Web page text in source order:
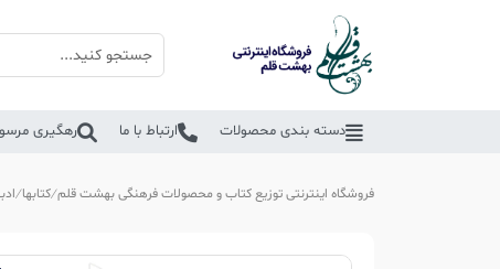
دسته بندی محصولات ارتباط با ما رهگیری
فروشگاه اینترنتی توزیع کتاب و محصولات فرهنگی بهشت قلم کتابها